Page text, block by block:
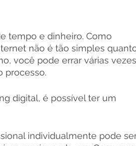
tempo e dinheiro. Como
não é tão simples
você pode errar várias vezes
processo.
digital, é possível ter um
individualmente pode